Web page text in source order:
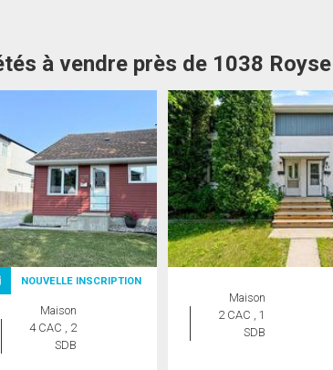
à vendre près de 1038
NOUVELLE INSCRIPTION
Maison
4 CAC , 2
SDB
Maison
2 CAC , 1
SDB